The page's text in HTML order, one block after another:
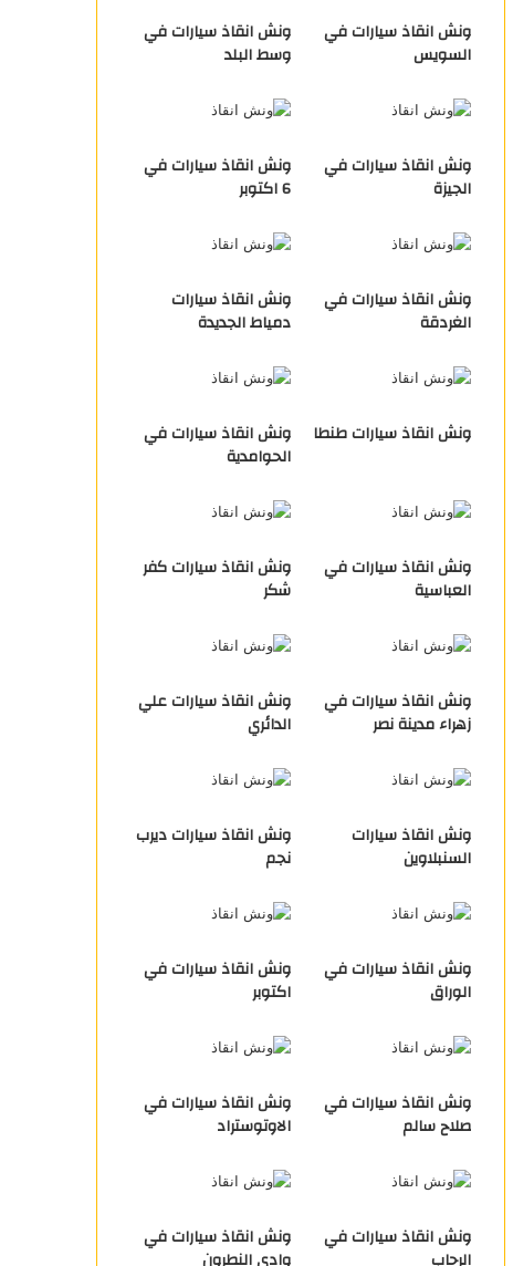
ونش انقاذ سيارات في
السويس
ونش انقاذ سيارات في
وسط البلد
ونش انقاذ سيارات في
الجيزة
ونش انقاذ سيارات في
6 اكتوبر
ونش انقاذ سيارات في
الغردقة
ونش انقاذ سيارات
دمياط الجديدة
ونش انقاذ سيارات طنطا
ونش انقاذ سيارات في
الحوامدية
ونش انقاذ سيارات في
العباسية
ونش انقاذ سيارات كفر
شكر
ونش انقاذ سيارات في
زهراء مدينة نصر
ونش انقاذ سيارات علي
الدائري
ونش انقاذ سيارات
السنبلاوين
ونش انقاذ سيارات ديرب
نجم
ونش انقاذ سيارات في
الوراق
ونش انقاذ سيارات في
اكتوبر
ونش انقاذ سيارات في
صلاح سالم
ونش انقاذ سيارات في
الاوتوستراد
ونش انقاذ سيارات في
ونش انقاذ سيارات في